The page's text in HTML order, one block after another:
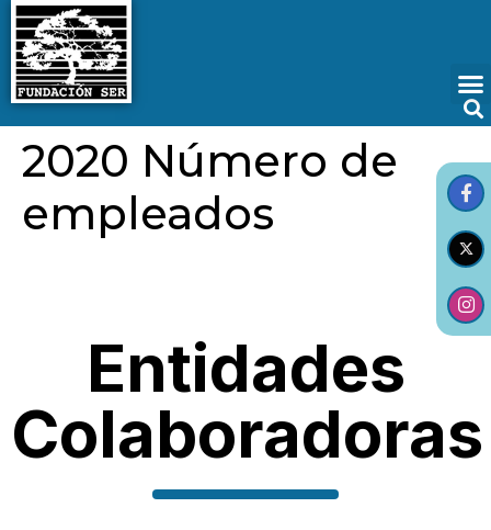
2020 Número de
empleados
Entidades
Colaboradoras